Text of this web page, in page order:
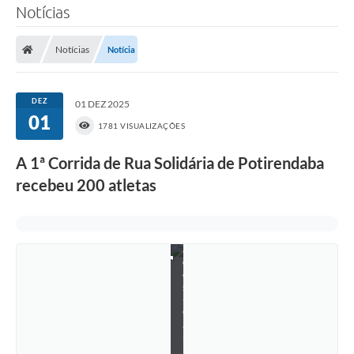
Notícias
Notícias Notícia
DEZ
01
01 DEZ 2025
1781 VISUALIZAÇÕES
A 1ª Corrida de Rua Solidária de Potirendaba
recebeu 200 atletas
d
e
s
a
d
o
s
-
C
a